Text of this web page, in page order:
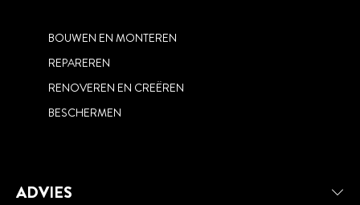
BOUWEN EN MONTEREN
REPAREREN
RENOVEREN EN CREËREN
BESCHERMEN
ADVIES